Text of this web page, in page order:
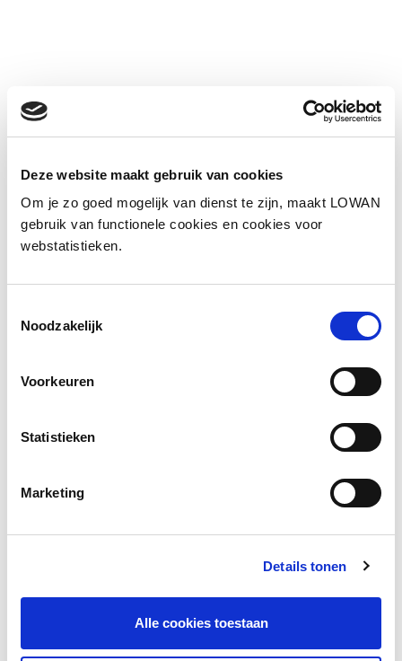
Deze website maakt gebruik van cookies
Om je zo goed mogelijk van dienst te zijn, maakt LOWAN
gebruik van functionele cookies en cookies voor
webstatistieken.
Noodzakelijk
Voorkeuren
Statistieken
Marketing
Details tonen
Alle cookies toestaan
Spreker: Maaike Eijkman en Marlies
Classens
Bekijk de presentatie
Training Staatsexamen NT2 in de ISK
Meer lezen